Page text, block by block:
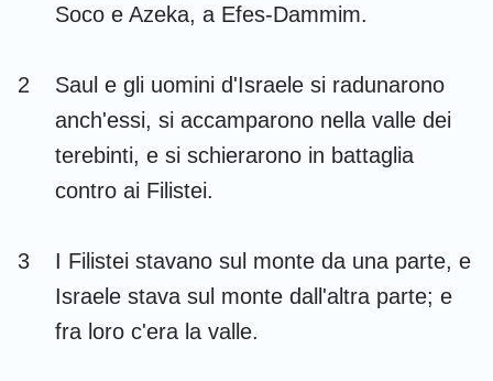
Ecclesiaste Cantici
Lamentazioni Ezechiele
Daniele Osea
Abdia Giona
Michea Nahum
Soco e Azeka, a Efes-Dammim.
2
Saul e gli uomini d'Israele si radunarono
anch'essi, si accamparono nella valle dei
terebinti, e si schierarono in battaglia
contro ai Filistei.
3
I Filistei stavano sul monte da una parte, e
Israele stava sul monte dall'altra parte; e
fra loro c'era la valle.